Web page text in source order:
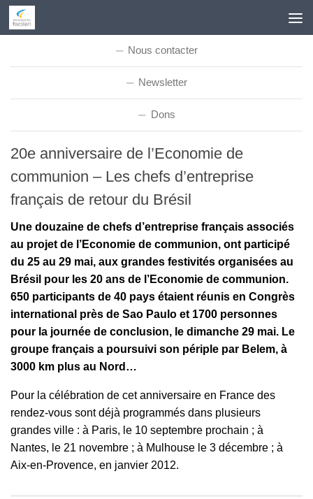
Skip to content
Nous contacter
Newsletter
Dons
20e anniversaire de l’Economie de
communion – Les chefs d’entreprise
français de retour du Brésil
Une douzaine de chefs d’entreprise français associés
au projet de l’Economie de communion, ont participé
du 25 au 29 mai, aux grandes festivités organisées au
Brésil pour les 20 ans de l’Economie de communion.
650 participants de 40 pays étaient réunis en Congrès
international près de Sao Paulo et 1700 personnes
pour la journée de conclusion, le dimanche 29 mai. Le
groupe français a poursuivi son périple par Belem, à
3000 km plus au Nord…
Pour la célébration de cet anniversaire en France des
rendez-vous sont déjà programmés dans plusieurs
grandes ville : à Paris, le 10 septembre prochain ; à
Nantes, le 21 novembre ; à Mulhouse le 3 décembre ; à
Aix-en-Provence, en janvier 2012.